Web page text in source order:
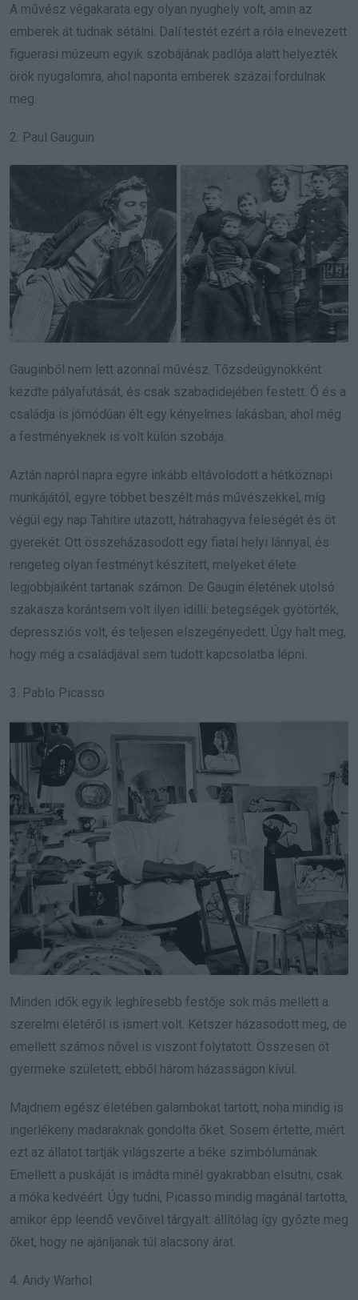
A művész végakarata egy olyan nyughely volt, amin az
emberek át tudnak sétálni. Dalí testét ezért a róla elnevezett
figuerasi múzeum egyik szobájának padlója alatt helyezték
örök nyugalomra, ahol naponta emberek százai fordulnak
meg.
2. Paul Gauguin
Gauginből nem lett azonnal művész. Tőzsdeügynökként
kezdte pályafutását, és csak szabadidejében festett. Ő és a
családja is jómódúan élt egy kényelmes lakásban, ahol még
a festményeknek is volt külön szobája.
Aztán napról napra egyre inkább eltávolodott a hétköznapi
munkájától, egyre többet beszélt más művészekkel, míg
végül egy nap Tahitire utazott, hátrahagyva feleségét és öt
gyerekét. Ott összeházasodott egy fiatal helyi lánnyal, és
rengeteg olyan festményt készített, melyeket élete
legjobbjaiként tartanak számon. De Gaugin életének utolsó
szakasza korántsem volt ilyen idilli: betegségek gyötörték,
depressziós volt, és teljesen elszegényedett. Úgy halt meg,
hogy még a családjával sem tudott kapcsolatba lépni.
3. Pablo Picasso
Minden idők egyik leghíresebb festője sok más mellett a
szerelmi életéről is ismert volt. Kétszer házasodott meg, de
emellett számos nővel is viszont folytatott. Összesen öt
gyermeke született, ebből három házasságon kívül.
Majdnem egész életében galambokat tartott, noha mindig is
ingerlékeny madaraknak gondolta őket. Sosem értette, miért
ezt az állatot tartják világszerte a béke szimbólumának.
Emellett a puskáját is imádta minél gyakrabban elsütni, csak
a móka kedvéért. Úgy tudni, Picasso mindig magánál tartotta,
amikor épp leendő vevőivel tárgyalt: állítólag így győzte meg
őket, hogy ne ajánljanak túl alacsony árat.
4. Andy Warhol